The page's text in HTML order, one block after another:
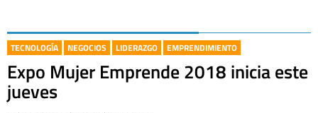
TECNOLOGÍA NEGOCIOS LIDERAZGO EMPRENDIMIENTO
Expo Mujer Emprende 2018 inicia este
jueves